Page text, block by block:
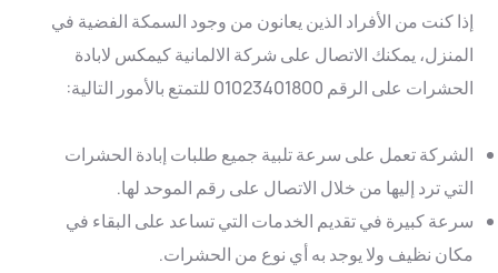
إذا كنت من الأفراد الذين يعانون من وجود السمكة الفضية في
المنزل، يمكنك الاتصال على شركة الالمانية كيمكس لابادة
الحشرات على الرقم 01023401800 للتمتع بالأمور التالية:
الشركة تعمل على سرعة تلبية جميع طلبات إبادة الحشرات
التي ترد إليها من خلال الاتصال على رقم الموحد لها.
سرعة كبيرة في تقديم الخدمات التي تساعد على البقاء في
مكان نظيف ولا يوجد به أي نوع من الحشرات.